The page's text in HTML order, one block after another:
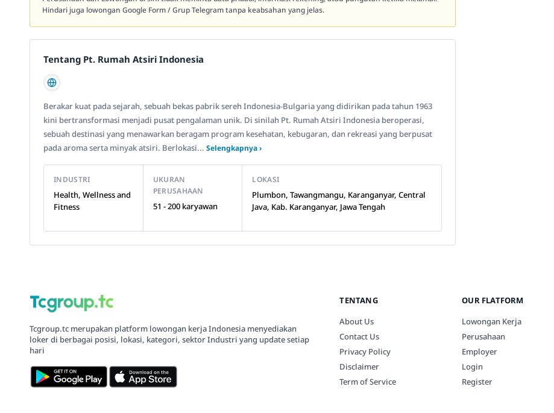
Hindari juga lowongan Google Form / Grup Telegram tanpa keabsahan yang jelas.
Tentang Pt. Rumah Atsiri Indonesia
Berakar kuat pada sejarah, sebuah bekas pabrik sereh Indonesia-Bulgaria yang didirikan pada tahun 1963
kini bertransformasi menjadi pusat pengalaman unik. Di sinilah Pt. Rumah Atsiri Indonesia beroperasi,
sebuah destinasi yang menawarkan beragam program kesehatan, kebugaran, dan rekreasi yang berpusat
pada aroma serta minyak atsiri. Berlokasi... Selengkapnya ›
INDUSTRI
Health, Wellness and
Fitness
UKURAN
PERUSAHAAN
51 - 200 karyawan
LOKASI
Plumbon, Tawangmangu, Karanganyar, Central
Java, Kab. Karanganyar, Jawa Tengah
Tcgroup.tc merupakan platform lowongan kerja Indonesia menyediakan
loker di berbagai posisi, lokasi, kategori, sektor Industri yang update setiap
hari
TENTANG
About Us
Contact Us
Privacy Policy
Disclaimer
Term of Service
OUR FLATFORM
Lowongan Kerja
Perusahaan
Employer
Login
Register